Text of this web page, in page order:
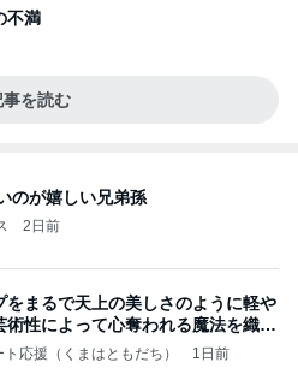
不満
事を読む
のが嬉しい兄弟孫
2日前
をまるで天上の美しさのように軽や
術性によって心奪われる魔法を織り
応援（くまはともだち） 1日前